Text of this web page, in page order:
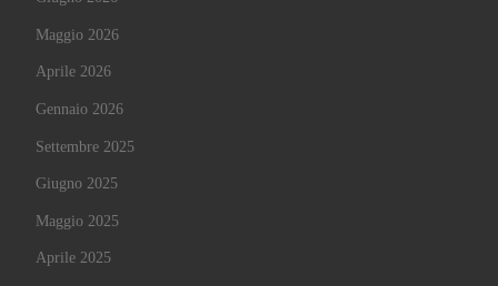
Maggio 2026
Aprile 2026
Gennaio 2026
Settembre 2025
Giugno 2025
Maggio 2025
Aprile 2025